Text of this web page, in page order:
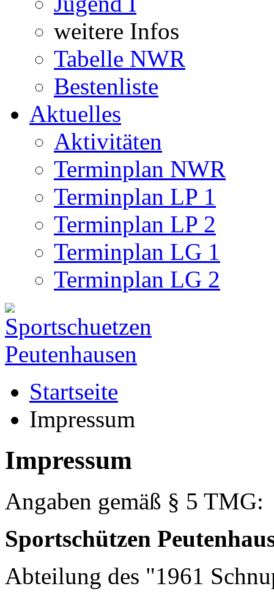
weitere Infos
Tabelle NWR
Bestenliste
Aktuelles
Aktivitäten
Terminplan NWR
Terminplan LP 1
Terminplan LP 2
Terminplan LG 1
Terminplan LG 2
Startseite
Impressum
Impressum
Angaben gemäß § 5 TMG:
Sportschützen
Abteilung des "1961